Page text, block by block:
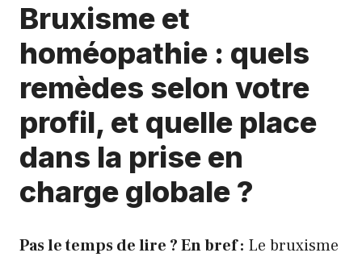
Bruxisme et
homéopathie : quels
remèdes selon votre
profil, et quelle place
dans la prise en
charge globale ?
Pas le temps de lire ? En bref : Le bruxisme